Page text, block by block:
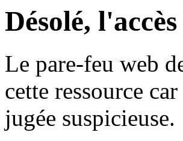
Désolé,
Le pare-feu web
cette ressource
jugée suspicieuse.